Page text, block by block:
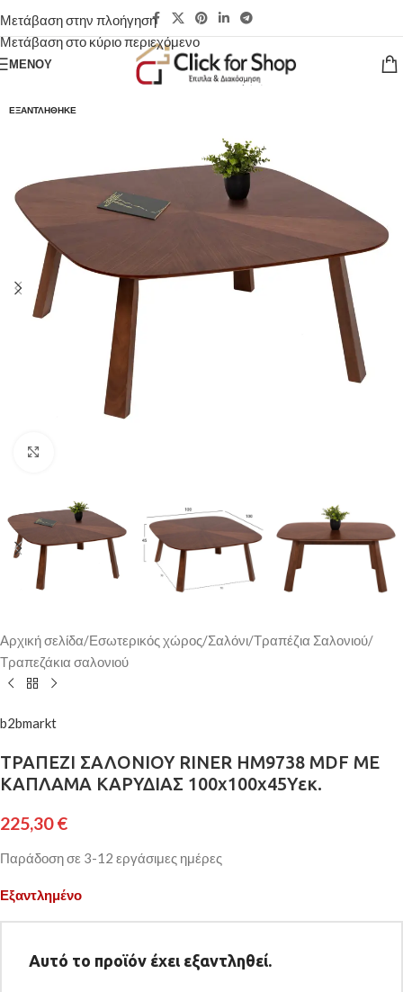
Μετάβαση στην πλοήγηση
Μετάβαση στο κύριο περιεχόμενο
ΜΕΝΟΎ
ΕΞΑΝΤΛΉΘΗΚΕ
Αρχική σελίδα/Εσωτερικός χώρος/Σαλόνι/Τραπέζια Σαλονιού/
Τραπεζάκια σαλονιού
b2bmarkt
ΤΡΑΠΕΖΙ ΣΑΛΟΝΙΟΥ RINER HM9738 MDF ΜΕ
ΚΑΠΛΑΜΑ ΚΑΡΥΔΙΑΣ 100x100x45Yεκ.
225,30€
Παράδοση σε 3-12 εργάσιμες ημέρες
Εξαντλημένο
Αυτό το προϊόν έχει εξαντληθεί.